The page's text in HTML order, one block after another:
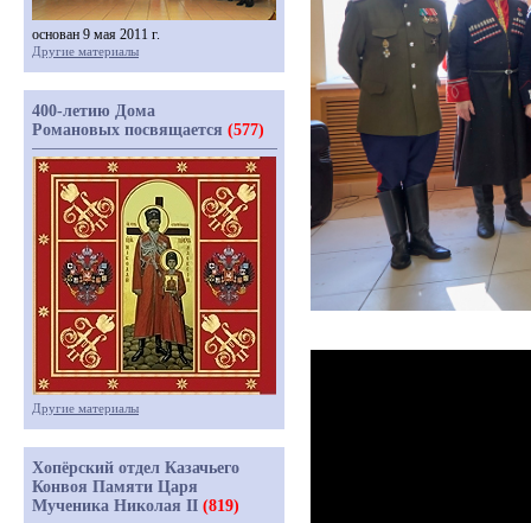
основан 9 мая 2011 г.
Другие материалы
400-летию Дома
Романовых посвящается (577)
Другие материалы
Хопёрский отдел Казачьего
Конвоя Памяти Царя
Мученика Николая II (819)